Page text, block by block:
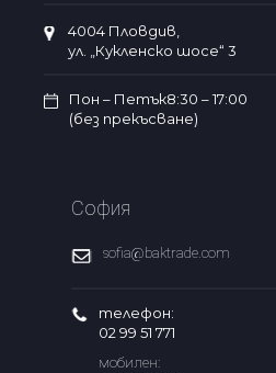
4004 Пловдив,
ул. „Кукленско шосе“ 3
Пон – Петък8:30 – 17:00
(без прекъсване)
София
sofia@baktrade.com
телефон:
02 99 51 771
мобилен: